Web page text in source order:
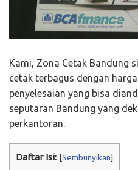
Kami, Zona Cetak Bandung
cetak terbagus dengan
penyelesaian yang bisa
seputaran Bandung yang
perkantoran.
Daftar Isi: [Sembunyikan]